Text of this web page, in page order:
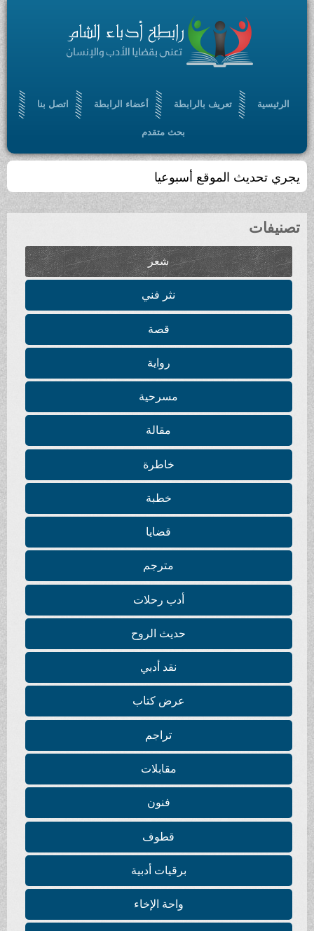
الرئيسية تعريف بالرابطة أعضاء الرابطة اتصل بنا
بحث متقدم
يجري تحديث الموقع أسبوعيا
تصنيفات
شعر
نثر فني
قصة
رواية
مسرحية
مقالة
خاطرة
خطبة
قضايا
مترجم
أدب رحلات
حديث الروح
نقد أدبي
عرض كتاب
تراجم
مقابلات
فنون
قطوف
برقيات أدبية
واحة الإخاء